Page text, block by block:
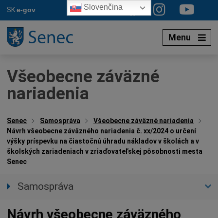
SKe-gov
Menu
Všeobecne záväzné
nariadenia
Senec Samospráva
Všeobecne záväzné nariadenia
Návrh všeobecne záväzného nariadenia č. xx/2024 o určení
výšky príspevku na čiastočnú úhradu nákladov v školách a v
školských zariadeniach v zriaďovateľskej pôsobnosti mesta
Senec
Samospráva
Zástupca primátora
Návrh všeobecne záväzného
Slovenčina